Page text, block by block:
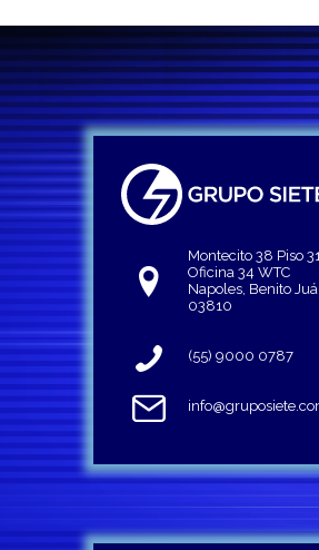
Montecito 38 Piso
Oficina 34 WTC
Napoles, Benito
03810
(55) 9000 0787